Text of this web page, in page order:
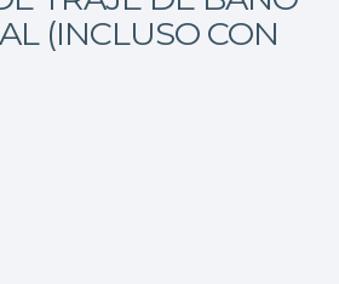
(INCLUSO CON